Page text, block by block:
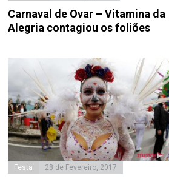
Carnaval de Ovar – Vitamina da
Alegria contagiou os foliões
Festa 28 de Fevereiro, 2017